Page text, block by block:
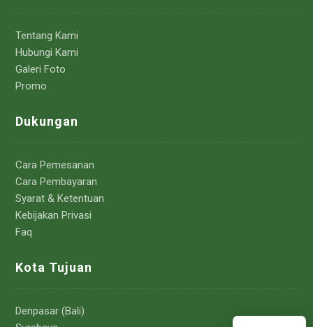
Tentang Kami
Hubungi Kami
Galeri Foto
Promo
Dukungan
Cara Pemesanan
Cara Pembayaran
Syarat & Ketentuan
Kebijakan Privasi
Faq
Kota Tujuan
Denpasar (Bali)